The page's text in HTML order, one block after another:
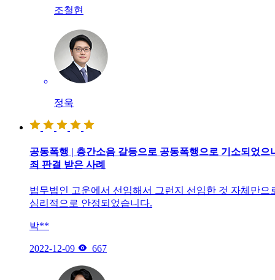
조철현
정욱
공동폭행 | 층간소음 갈등으로 공동폭행으로 기소되었으
죄 판결 받은 사례
법무법인 고운에서 선임해서 그런지 선임한 것 자체만으
심리적으로 안정되었습니다.
박**
2022-12-09  667